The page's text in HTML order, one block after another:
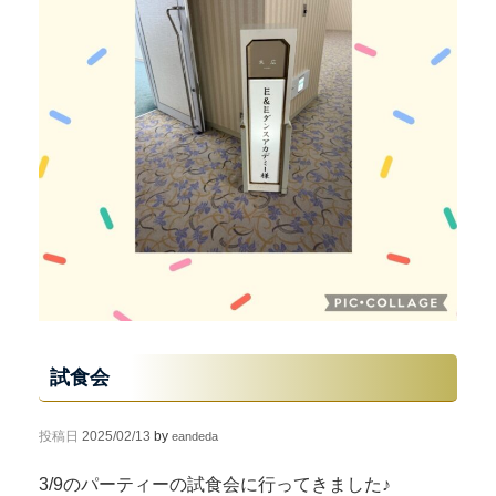
試食会
投稿日 2025/02/13 by eandeda
3/9のパーティーの試食会に行ってきました♪